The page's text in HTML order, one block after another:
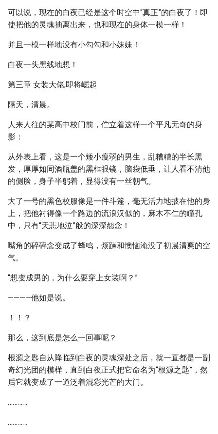
可以说，现在的白夜已经是这个时空中“真正”的白夜了！即
使把他的灵魂抽离出来，也和现在的身体一模一样！
并且一模一样地没有小勾勾和小妹妹！
白夜一头黑线地想！
第三章 女装大佬,即将崛起
隔天，清晨。
人来人往的某高中校门前，伫立着这样一个平凡无奇的身
影：
从外表上看，这是一个矮小瘦弱的男生，乱糟糟的半长黑
发，厚厚如同酒瓶盖的黑框眼镜，脑袋低垂，让人看不清他
的侧脸，身子半躬着，显得没有一丝朝气。
大了一号的黑色校服像是一件斗篷，毫无活力地披在他的身
上，把他衬得像一个路边的流浪汉似的，麻木不仁的瞳孔
中，只有“天悲地泣”般的深深怨念！
嘴角的碎碎念变成了蜂鸣，烦躁和懊恼淹没了初晨清爽的空
气。
“想变成男的，为什么要穿上女装啊？”
————他如是说。
！！？
那么，这到底是怎么一回事呢？
根源之匙自从降临到白夜的灵魂深处之后，就一直都是一副
奇幻光团的模样，直到白夜正式把它命名为“根源之匙”，然
后它就变成了一道泛着混彩光芒的大门。
…………
…………